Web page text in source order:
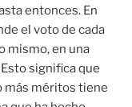
entonces. En
el voto de cada
mismo, en una
significa que
más méritos tiene